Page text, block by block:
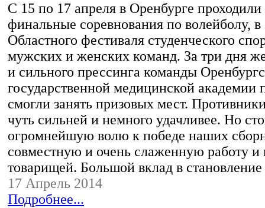
С 15 по 17 апреля в Оренбурге проходили
финальные соревнования по волейболу, в
Областного фестиваля студенческого
мужских и женских команд. За три дня
и сильного прессинга команды
государственной медицинской академии
смогли занять призовых мест.
чуть сильней и немного удачливее. Но
огромнейшую волю к победе наших
совместную и очень слаженную работу и
товарищей. Большой вклад в
17 Апрель 2014
Подробнее...